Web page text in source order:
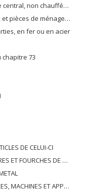
d'air chaud non chauffés électriquement, avec ventilateur ou ventilateur
et tampons à récurer ou à polir, gants et articles simil. en fer ou en acier
en fer ou en acier
chapitre 73
DE CELUI-CI
DE CELLES-CI, EN METAL DE BASE
MÉCANIQUES; PARTIES DE CELLES-CI